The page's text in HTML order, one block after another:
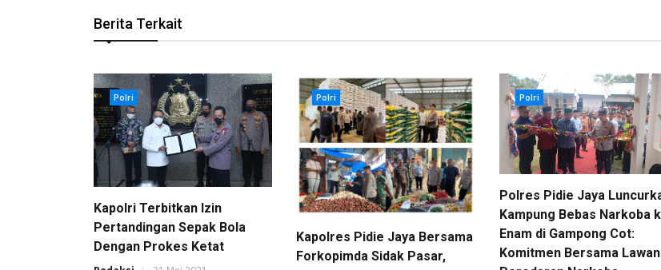
Berita Terkait
Polri
Kapolri Terbitkan Izin
Pertandingan Sepak Bola
Dengan Prokes Ketat
Polri
Kapolres Pidie Jaya Bersama
Forkopimda Sidak Pasar,
Polri
Polres Pidie Jaya
Kampung Bebas Narkoba
Enam di Gampong Cot:
Komitmen Bersama Lawan